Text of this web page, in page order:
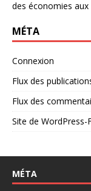
des économies
MÉTA
Connexion
Flux des
Flux des
Site de WordPress-
MÉTA